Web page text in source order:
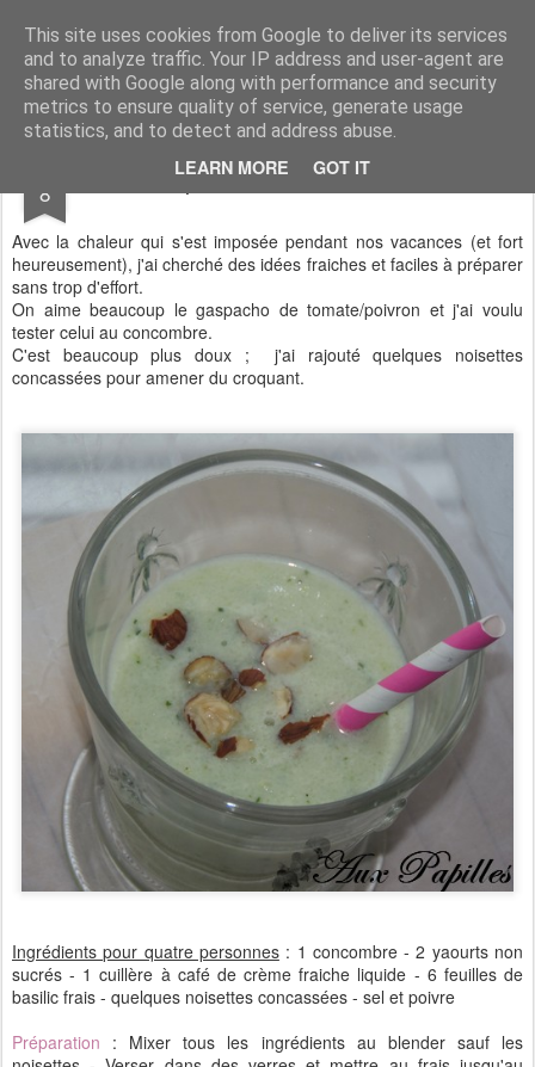
This site uses cookies from Google to deliver its services
and to analyze traffic. Your IP address and user-agent are
shared with Google along with performance and security
metrics to ensure quality of service, generate usage
statistics, and to detect and address abuse.
LEARN MORE GOT IT
Aux papilles by Virginie
8 Gaspacho Concombre/Basilic
Avec la chaleur qui s'est imposée pendant nos vacances (et fort
heureusement), j'ai cherché des idées fraiches et faciles à préparer
sans trop d'effort.
On aime beaucoup le gaspacho de tomate/poivron et j'ai voulu
tester celui au concombre.
C'est beaucoup plus doux ; j'ai rajouté quelques noisettes
concassées pour amener du croquant.
Ingrédients pour quatre personnes: 1 concombre - 2 yaourts non
sucrés - 1 cuillère à café de crème fraiche liquide - 6 feuilles de
basilic frais - quelques noisettes concassées - sel et poivre
Préparation : Mixer tous les ingrédients au blender sauf les